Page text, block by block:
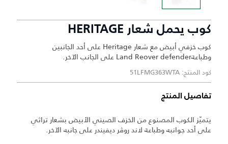
كوب يحمل شعار HERITAGE
كوب خزفي أبيض مع شعار Heritage على أحد الجانبين
وطباعةLand Reover defender على الجانب الآخر.
كود المنتج: 51LFMG363WTA
تفاصيل المنتج
يتميّز الكوب المصنوع من الخزف الصيني الأبيض بشعار تراثي
على أحد جوانبه وطباعة لاند روڤر ديفيندر على جانبه الآخر.